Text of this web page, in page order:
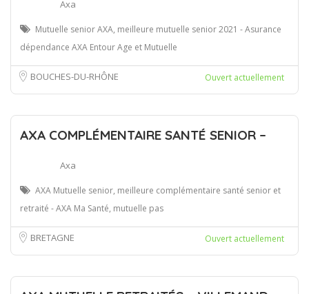
Axa
Mutuelle senior AXA, meilleure mutuelle senior 2021 - Asurance
dépendance AXA Entour Age et Mutuelle
BOUCHES-DU-RHÔNE Ouvert actuellement
AXA COMPLÉMENTAIRE SANTÉ SENIOR –
Axa
AXA Mutuelle senior, meilleure complémentaire santé senior et
retraité - AXA Ma Santé, mutuelle pas
BRETAGNE Ouvert actuellement